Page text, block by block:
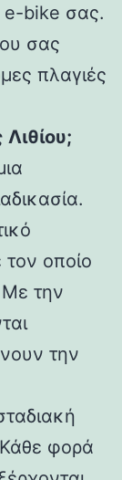
e-bike σας.
σας
πλαγιές
Λιθίου;
οποίο
Με την
την
φορά